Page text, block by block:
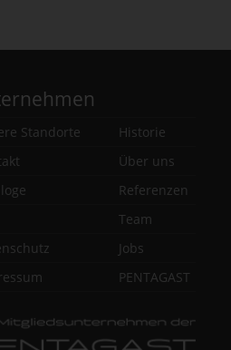
Standorte
Historie
Über uns
Referenzen
Team
Jobs
PENTAGAST